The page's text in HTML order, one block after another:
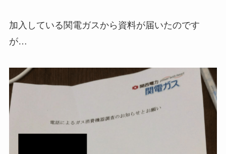
加入している関電ガスから資料が届いたのです
が…